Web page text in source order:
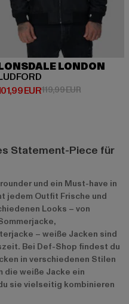
EUR
LONDON
EURPreis: 101,99 EUR
119,99 EURAktionspreis:
Statement-Piece für
und ein Must-have in
jedem Outfit Frische und
Looks – von
– weiße Jacken sind
Bei Def-Shop findest du
in verschiedenen Stilen
die weiße Jacke ein
sie vielseitig kombinieren